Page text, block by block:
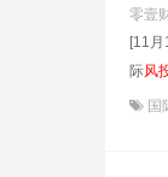
零壹
[11
际风
国